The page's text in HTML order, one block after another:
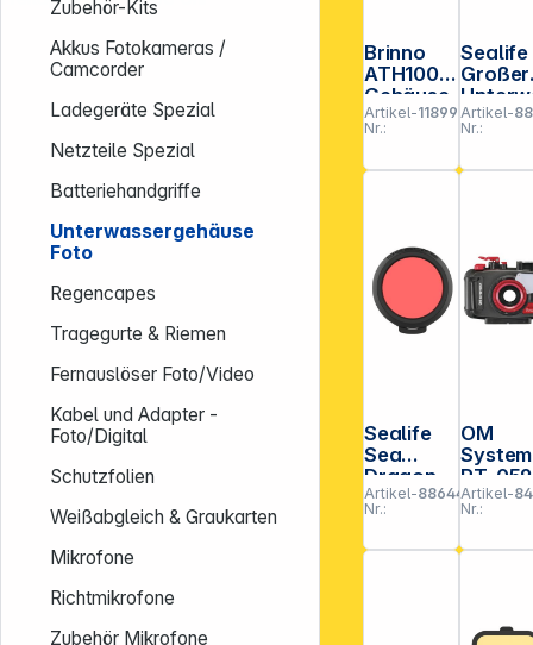
Zubehör-Kits
Akkus Fotokameras /
Camcorder
Ladegeräte Spezial
Netzteile Spezial
Batteriehandgriffe
Unterwassergehäuse
Foto
Regencapes
Tragegurte & Riemen
Fernauslöser Foto/Video
Kabel und Adapter -
Foto/Digital
Schutzfolien
Weißabgleich & Graukarten
Mikrofone
Richtmikrofone
Zubehör Mikrofone
Brinno
ATH1000
Gehäuse
wetterre
sistent
Artikel-
Nr.:
118997
Sealife
Großer
ser-
ystem
Artikel-
Nr.:
Sealife
Sea
Dragon
Red Fire
Filter
(SL9832)
Artikel-
Nr.:
886440
OM
System
PT-059
TG-6/7
Artikel-
Nr.: